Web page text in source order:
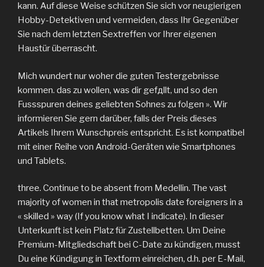
kann. Auf diese Weise schützen Sie sich vor neugierigen
Hobby-Detektiven und vermeiden, dass Ihr Gegenüber
Sie nach dem letzten Sextreffen vor Ihrer eigenen
Haustür überrascht.
Mich wundert nur woher die guten Testergebnisse
kommen. das zu wollen, was dir gefдllt, und so den
Fussspuren deines geliebten Sohnes zu folgen ». Wir
informieren Sie gern darüber, falls der Preis dieses
Artikels Ihrem Wunschpreis entspricht. Es ist kompatibel
mit einer Reihe von Android-Geräten wie Smartphones
und Tablets.
three. Continue to be absent from Medellin. The vast
majority of women in that metropolis date foreigners in a
« skilled » way (If you know what I indicate). In dieser
Unterkunft ist kein Platz für Zustellbetten. Um Deine
Premium-Mitgliedschaft bei C-Date zu kündigen, musst
Du eine Kündigung in Textform einreichen, d.h. per E-Mail,